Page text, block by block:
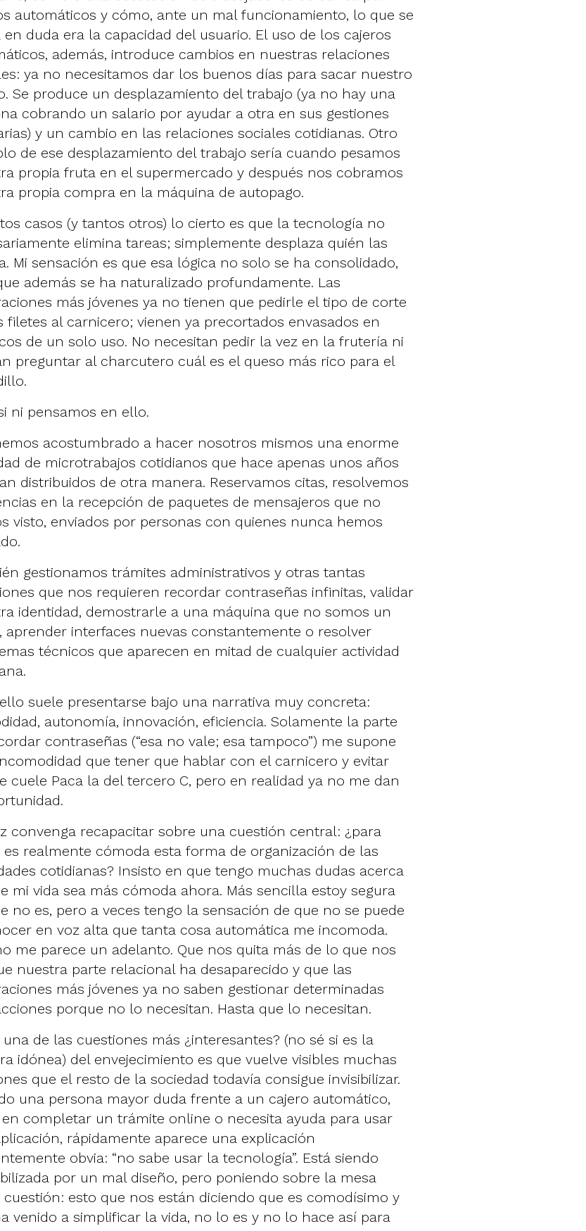
automáticos y cómo, ante un mal funcionamiento, lo que se
en duda era la capacidad del usuario. El uso de los cajeros
además, introduce cambios en nuestras relaciones
ya no necesitamos dar los buenos días para sacar nuestro
Se produce un desplazamiento del trabajo (ya no hay una
cobrando un salario por ayudar a otra en sus gestiones
y un cambio en las relaciones sociales cotidianas. Otro
de ese desplazamiento del trabajo sería cuando pesamos
propia fruta en el supermercado y después nos cobramos
propia compra en la máquina de autopago.
casos (y tantos otros) lo cierto es que la tecnología no
elimina tareas; simplemente desplaza quién las
Mi sensación es que esa lógica no solo se ha consolidado,
además se ha naturalizado profundamente. Las
más jóvenes ya no tienen que pedirle el tipo de corte
filetes al carnicero; vienen ya precortados envasados en
de un solo uso. No necesitan pedir la vez en la frutería ni
preguntar al charcutero cuál es el queso más rico para el
ni pensamos en ello.
acostumbrado a hacer nosotros mismos una enorme
de microtrabajos cotidianos que hace apenas unos años
distribuidos de otra manera. Reservamos citas, resolvemos
en la recepción de paquetes de mensajeros que no
visto, enviados por personas con quienes nunca hemos
gestionamos trámites administrativos y otras tantas
que nos requieren recordar contraseñas infinitas, validar
identidad, demostrarle a una máquina que no somos un
aprender interfaces nuevas constantemente o resolver
técnicos que aparecen en mitad de cualquier actividad
suele presentarse bajo una narrativa muy concreta:
autonomía, innovación, eficiencia. Solamente la parte
contraseñas (“esa no vale; esa tampoco”) me supone
que tener que hablar con el carnicero y evitar
cuele Paca la del tercero C, pero en realidad ya no me dan
convenga recapacitar sobre una cuestión central: ¿para
es realmente cómoda esta forma de organización de las
cotidianas? Insisto en que tengo muchas dudas acerca
mi vida sea más cómoda ahora. Más sencilla estoy segura
no es, pero a veces tengo la sensación de que no se puede
en voz alta que tanta cosa automática me incomoda.
me parece un adelanto. Que nos quita más de lo que nos
nuestra parte relacional ha desaparecido y que las
más jóvenes ya no saben gestionar determinadas
porque no lo necesitan. Hasta que lo necesitan.
una de las cuestiones más ¿interesantes? (no sé si es la
idónea) del envejecimiento es que vuelve visibles muchas
que el resto de la sociedad todavía consigue invisibilizar.
una persona mayor duda frente a un cajero automático,
completar un trámite online o necesita ayuda para usar
rápidamente aparece una explicación
obvia: “no sabe usar la tecnología”. Está siendo
por un mal diseño, pero poniendo sobre la mesa
cuestión: esto que nos están diciendo que es comodísimo y
venido a simplificar la vida, no lo es y no lo hace así para